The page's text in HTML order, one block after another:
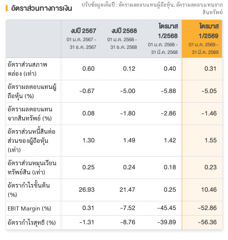
อัตราส่วนทางการเงิน
ปรับข้อมูลเต็มปี : อัตราผลตอบแทนผู้ถือหุ้น, อัตราผลตอบแทนจาก
สินทรัพย์
งบปี 2567
01 ม.ค. 2567-
31 ธ.ค. 2567
งบปี 2568
01 ม.ค. 2568-
31 ธ.ค. 2568
ไตรมาส
1/2568
01 ม.ค. 2568-
31 มี.ค. 2568
ไตรมาส
1/2569
01 ม.ค. 2569-
31 มี.ค. 2569
อัตราส่วนสภาพ
คล่อง (เท่า)
0.60 0.12 0.40 0.31
อัตราผลตอบแทนผู้
ถือหุ้น (%)
-0.67 -5.00 -5.88 -5.05
อัตราผลตอบแทน
จากสินทรัพย์ (%)
0.08 -1.80 -2.86 -1.46
อัตราส่วนหนี้สินต่อ
ส่วนของผู้ถือหุ้น
(เท่า)
1.30 1.49 1.42 1.55
อัตราส่วนหมุนเวียน
ทรัพย์สิน (เท่า)
0.25 0.24 0.18 0.23
อัตรากำไรขั้นต้น
(%)
26.93 21.47 0.25 10.46
EBIT Margin (%) 0.31 -7.52 -45.45 -52.86
อัตรากำไรสุทธิ (%) -1.31 -8.76 -39.89 -56.36